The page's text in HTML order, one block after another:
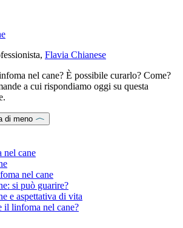
Flavia Chianese
nel cane? È possibile curarlo? Come?
a cui rispondiamo oggi su questa
di meno
nel cane
nel cane
si può guarire?
e aspettativa di vita
il linfoma nel cane?